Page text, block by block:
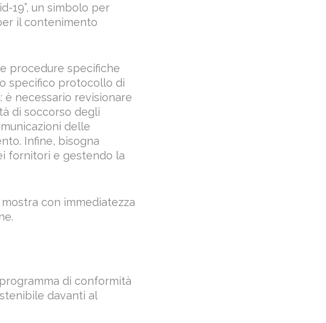
19”, un simbolo per
il contenimento
procedure specifiche
specifico protocollo di
è necessario revisionare
di soccorso degli
delle
Infine, bisogna
fornitori e gestendo la
con immediatezza
di conformità
davanti al